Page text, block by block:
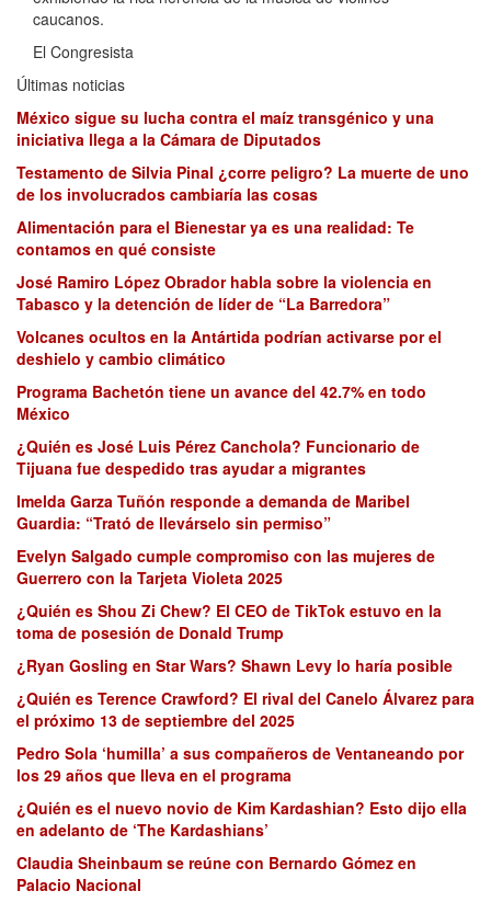
caucanos.
El Congresista
Últimas noticias
México sigue su lucha contra el maíz transgénico y una
iniciativa llega a la Cámara de Diputados
Testamento de Silvia Pinal ¿corre peligro? La muerte de uno
de los involucrados cambiaría las cosas
Alimentación para el Bienestar ya es una realidad: Te
contamos en qué consiste
José Ramiro López Obrador habla sobre la violencia en
Tabasco y la detención de líder de “La Barredora”
Volcanes ocultos en la Antártida podrían activarse por el
deshielo y cambio climático
Programa Bachetón tiene un avance del 42.7% en todo
México
¿Quién es José Luis Pérez Canchola? Funcionario de
Tijuana fue despedido tras ayudar a migrantes
Imelda Garza Tuñón responde a demanda de Maribel
Guardia: “Trató de llevárselo sin permiso”
Evelyn Salgado cumple compromiso con las mujeres de
Guerrero con la Tarjeta Violeta 2025
¿Quién es Shou Zi Chew? El CEO de TikTok estuvo en la
toma de posesión de Donald Trump
¿Ryan Gosling en Star Wars? Shawn Levy lo haría posible
¿Quién es Terence Crawford? El rival del Canelo Álvarez para
el próximo 13 de septiembre del 2025
Pedro Sola ‘humilla’ a sus compañeros de Ventaneando por
los 29 años que lleva en el programa
¿Quién es el nuevo novio de Kim Kardashian? Esto dijo ella
en adelanto de ‘The Kardashians’
Claudia Sheinbaum se reúne con Bernardo Gómez en
Palacio Nacional